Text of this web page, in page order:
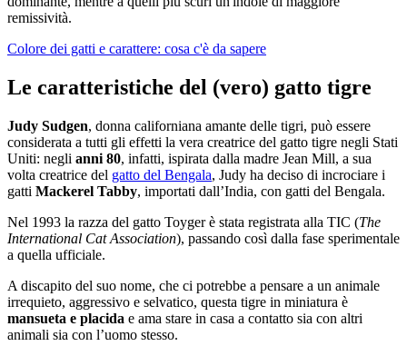
remissività.
Colore dei gatti e carattere: cosa c'è da sapere
Le caratteristiche del (vero) gatto tigre
Judy Sudgen, donna californiana amante delle tigri, può essere
considerata a tutti gli effetti la vera creatrice del gatto tigre negli Stati
Uniti: negli anni 80, infatti, ispirata dalla madre Jean Mill, a sua
volta creatrice del gatto del Bengala, Judy ha deciso di incrociare i
gatti Mackerel Tabby, importati dall’India, con gatti del Bengala.
Nel 1993 la razza del gatto Toyger è stata registrata alla TIC (The
International Cat Association), passando così dalla fase sperimentale
a quella ufficiale.
A discapito del suo nome, che ci potrebbe a pensare a un animale
irrequieto, aggressivo e selvatico, questa tigre in miniatura è
mansueta e placida e ama stare in casa a contatto sia con altri
animali sia con l’uomo stesso.